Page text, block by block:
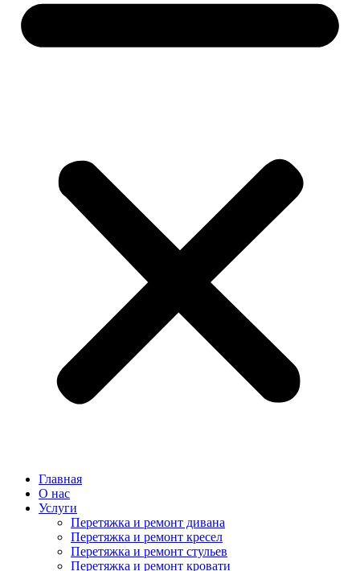
Главная
О нас
Услуги
Перетяжка и ремонт дивана
Перетяжка и ремонт кресел
Перетяжка и ремонт стульев
Перетяжка и ремонт кровати